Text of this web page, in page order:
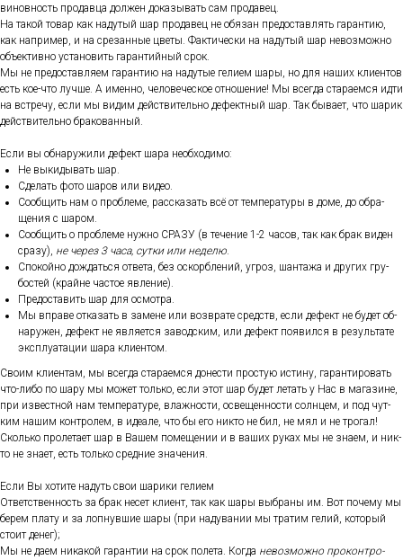
винов­ность про­дав­ца дол­жен до­казы­вать сам про­давец.
На та­кой то­вар как на­дутый шар про­давец не обя­зан пре­дос­тавлять га­ран­тию,
как нап­ри­мер, и на сре­зан­ные цве­ты. Фак­ти­чес­ки на на­дутый шар не­воз­можно
объ­ек­тивно ус­та­новить га­ран­тий­ный срок.
Мы не пре­дос­тавля­ем га­ран­тию на на­дутые ге­ли­ем ша­ры, но для на­ших кли­ен­тов
есть кое-что луч­ше. А имен­но, че­лове­чес­кое от­но­шение! Мы всег­да ста­ра­ем­ся ид­ти
на встре­чу, ес­ли мы ви­дим дей­стви­тель­но де­фек­тный шар. Так бы­ва­ет, что ша­рик
дей­стви­тель­но бра­кован­ный.
Ес­ли вы об­на­ружи­ли де­фект ша­ра не­об­хо­димо:
Не вы­киды­вать шар.
Сде­лать фо­то ша­ров или ви­део.
Со­об­щить нам о проб­ле­ме, рас­ска­зать всё от тем­пе­рату­ры в до­ме, до об­ра­
щения с ша­ром.
Со­об­щить о проб­ле­ме нуж­но СРА­ЗУ (в те­чение 1-2 ча­сов, так как брак ви­ден
сра­зу), не че­рез 3 ча­са, сут­ки или не­делю.
Спо­кой­но дож­дать­ся от­ве­та, без ос­кор­бле­ний, уг­роз, шан­та­жа и дру­гих гру­
бос­тей (край­не час­тое яв­ле­ние).
Пре­дос­та­вить шар для ос­мотра.
Мы впра­ве от­ка­зать в за­мене или воз­вра­те средств, ес­ли де­фект не бу­дет об­
на­ружен, де­фект не яв­ля­ет­ся за­вод­ским, или де­фект по­явил­ся в ре­зуль­та­те
экс­плу­ата­ции ша­ра кли­ен­том.
Сво­им кли­ен­там, мы всег­да ста­ра­ем­ся до­нес­ти прос­тую ис­ти­ну, га­ран­ти­ровать
что-ли­бо по ша­ру мы мо­жет толь­ко, ес­ли этот шар бу­дет ле­тать у Нас в ма­гази­не,
при из­вес­тной нам тем­пе­рату­ре, влаж­ности, ос­ве­щен­ности сол­нцем, и под чут­
ким на­шим кон­тро­лем, в иде­але, что бы его ник­то не бил, не мял и не тро­гал!
Сколь­ко про­лета­ет шар в Ва­шем по­меще­нии и в ва­ших ру­ках мы не зна­ем, и ник­
то не зна­ет, есть толь­ко сред­ние зна­чения.
Ес­ли Вы хо­тите на­дуть свои ша­рики ге­ли­ем
От­ветс­твен­ность за брак не­сет кли­ент, так как ша­ры выб­ра­ны им. Вот по­чему мы
бе­рем пла­ту и за лоп­нувшие ша­ры (при на­дува­нии мы тра­тим ге­лий, ко­торый
сто­ит де­нег);
Мы не да­ем ни­какой га­ран­тии на срок по­лета. Ког­да не­воз­можно про­кон­тро­